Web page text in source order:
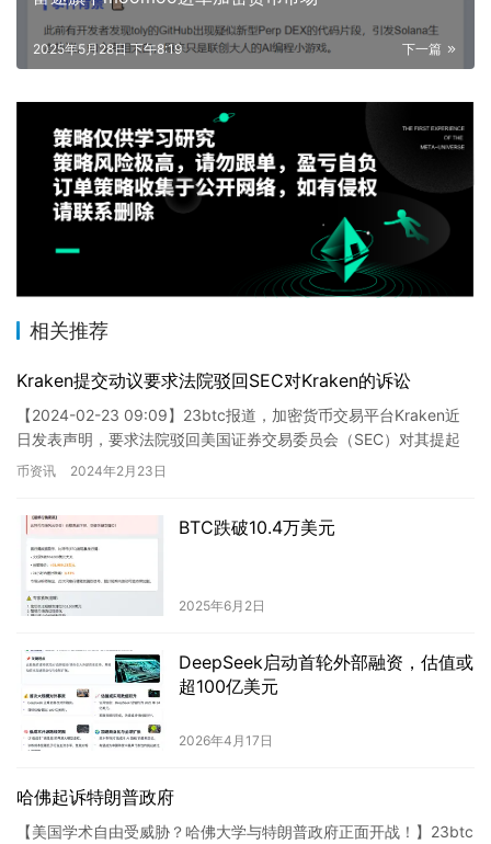
下一篇
2025年5月28日 下午8:19
相关推荐
Kraken提交动议要求法院驳回SEC对Kraken的诉讼
【2024-02-23 09:09】23btc报道，加密货币交易平台Kraken近
日发表声明，要求法院驳回美国证券交易委员会（SEC）对其提起
的诉讼。SEC的指控并未涉及任何欺诈行…
币资讯 2024年2月23日
BTC跌破10.4万美元
2025年6月2日
DeepSeek启动首轮外部融资，估值或
超100亿美元
2026年4月17日
哈佛起诉特朗普政府
【美国学术自由受威胁？哈佛大学与特朗普政府正面开战！】23btc